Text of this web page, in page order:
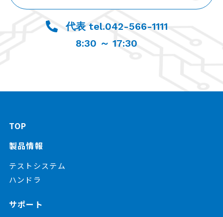
代表 tel.042-566-1111
8:30 ～ 17:30
TOP
製品情報
テストシステム
ハンドラ
サポート